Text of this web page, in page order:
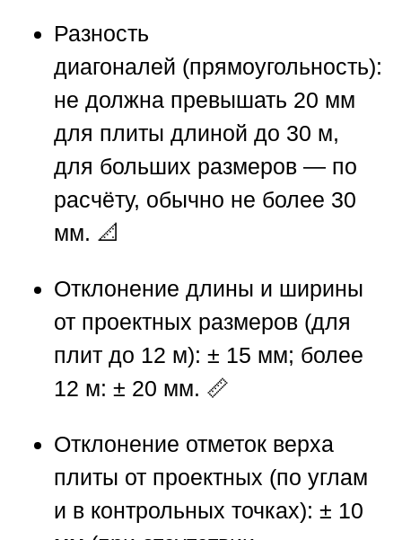
Разность
диагоналей (прямоугольность):
не должна превышать 20 мм
для плиты длиной до 30 м,
для больших размеров — по
расчёту, обычно не более 30
мм. 📐
Отклонение длины и ширины
от проектных размеров (для
плит до 12 м): ± 15 мм; более
12 м: ± 20 мм. 📏
Отклонение отметок верха
плиты от проектных (по углам
и в контрольных точках): ± 10